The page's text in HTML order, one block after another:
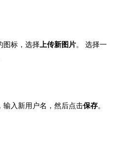
图标，选择上传新图片。 选择一
输入新用户名，然后点击保存。